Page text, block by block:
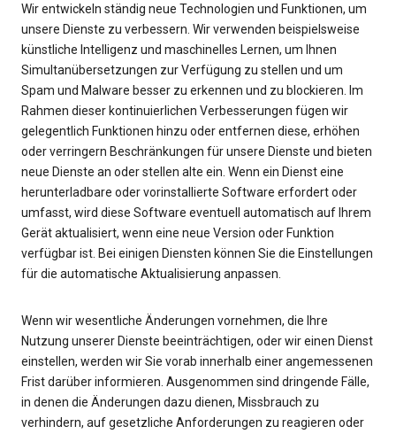
Wir entwickeln ständig neue Technologien und Funktionen, um
unsere Dienste zu verbessern. Wir verwenden beispielsweise
künstliche Intelligenz und maschinelles Lernen, um Ihnen
Simultanübersetzungen zur Verfügung zu stellen und um
Spam und Malware besser zu erkennen und zu blockieren. Im
Rahmen dieser kontinuierlichen Verbesserungen fügen wir
gelegentlich Funktionen hinzu oder entfernen diese, erhöhen
oder verringern Beschränkungen für unsere Dienste und bieten
neue Dienste an oder stellen alte ein. Wenn ein Dienst eine
herunterladbare oder vorinstallierte Software erfordert oder
umfasst, wird diese Software eventuell automatisch auf Ihrem
Gerät aktualisiert, wenn eine neue Version oder Funktion
verfügbar ist. Bei einigen Diensten können Sie die Einstellungen
für die automatische Aktualisierung anpassen.
Wenn wir wesentliche Änderungen vornehmen, die Ihre
Nutzung unserer Dienste beeinträchtigen, oder wir einen Dienst
einstellen, werden wir Sie vorab innerhalb einer angemessenen
Frist darüber informieren. Ausgenommen sind dringende Fälle,
in denen die Änderungen dazu dienen, Missbrauch zu
verhindern, auf gesetzliche Anforderungen zu reagieren oder